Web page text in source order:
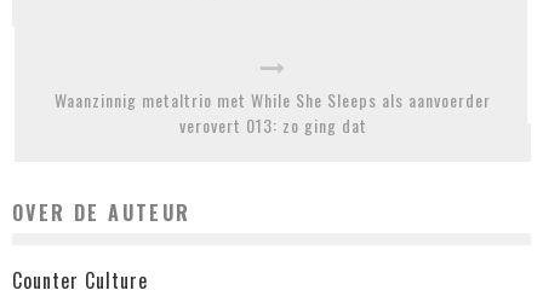
Waanzinnig metaltrio met While She Sleeps als aanvoerder
verovert 013: zo ging dat
OVER DE AUTEUR
Counter Culture